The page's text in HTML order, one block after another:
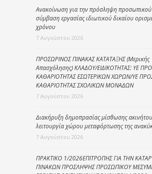
Ανακοίνωση για την πρόσληψη
σύμβαση εργασίας ιδιωτικού δικαίου
χρόνου
7 Αυγούστου 2026
ΠΡΟΣΩΡΙΝΟΣ ΠΙΝΑΚΑΣ ΚΑΤΑΤΑΞΗΣ (Μερικής
Απασχόλησης) ΚΛΑΔΟΥ/ΕΙΔΙΚΟΤΗΤΑΣ: ΥΕ
ΚΑΘΑΡΙΟΤΗΤΑΣ ΕΣΩΤΕΡΙΚΩΝ ΧΩΡΩΝ/ΥΕ
ΚΑΘΑΡΙΟΤΗΤΑΣ ΣΧΟΛΙΚΩΝ ΜΟΝΑΔΩΝ
7 Αυγούστου 2026
Διακήρυξη δημοπρασίας μίσθωσης
λειτουργία χώρου μεταφόρτωσης της
7 Αυγούστου 2026
ΠΡΑΚΤΙΚΟ 1/2026ΕΠΙΤΡΟΠΗΣ ΓΙΑ ΤΗΝ
ΠΙΝΑΚΩΝ ΠΡΟΣΛΗΨΗΣ ΠΡΟΣΩΠΙΚΟΥ